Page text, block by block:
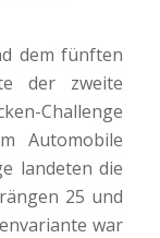
dem fünften
der zweite
Challenge
Automobile
landeten die
25 und
war